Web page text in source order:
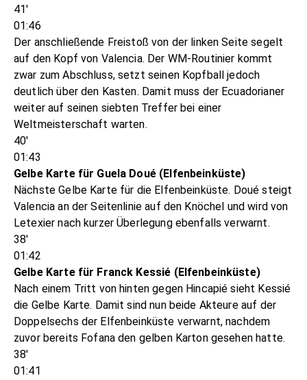
41'
01:46
Der anschließende Freistoß von der linken Seite segelt
auf den Kopf von Valencia. Der WM-Routinier kommt
zwar zum Abschluss, setzt seinen Kopfball jedoch
deutlich über den Kasten. Damit muss der Ecuadorianer
weiter auf seinen siebten Treffer bei einer
Weltmeisterschaft warten.
40'
01:43
Gelbe Karte für Guela Doué (Elfenbeinküste)
Nächste Gelbe Karte für die Elfenbeinküste. Doué steigt
Valencia an der Seitenlinie auf den Knöchel und wird von
Letexier nach kurzer Überlegung ebenfalls verwarnt.
38'
01:42
Gelbe Karte für Franck Kessié (Elfenbeinküste)
Nach einem Tritt von hinten gegen Hincapié sieht Kessié
die Gelbe Karte. Damit sind nun beide Akteure auf der
Doppelsechs der Elfenbeinküste verwarnt, nachdem
zuvor bereits Fofana den gelben Karton gesehen hatte.
38'
01:41